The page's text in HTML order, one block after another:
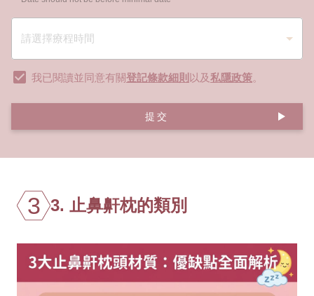
我已閱讀並同意有關登記條款細則 以及私隱政策。
提交
3 3. 止鼻鼾枕的類別